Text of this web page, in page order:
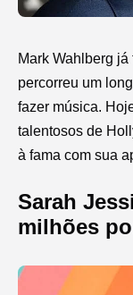
Mark Wahlberg
percorreu um
fazer música.
talentosos de
à fama com sua
Sarah
milhões